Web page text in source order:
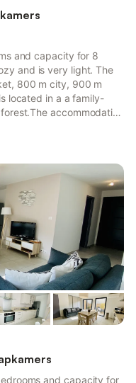
and capacity for 8
and is very light. The
800 m city, 900 m
located in a a family-
accommodation
childrens area, 1
dishes/cutlery, kitchen
and capacity for